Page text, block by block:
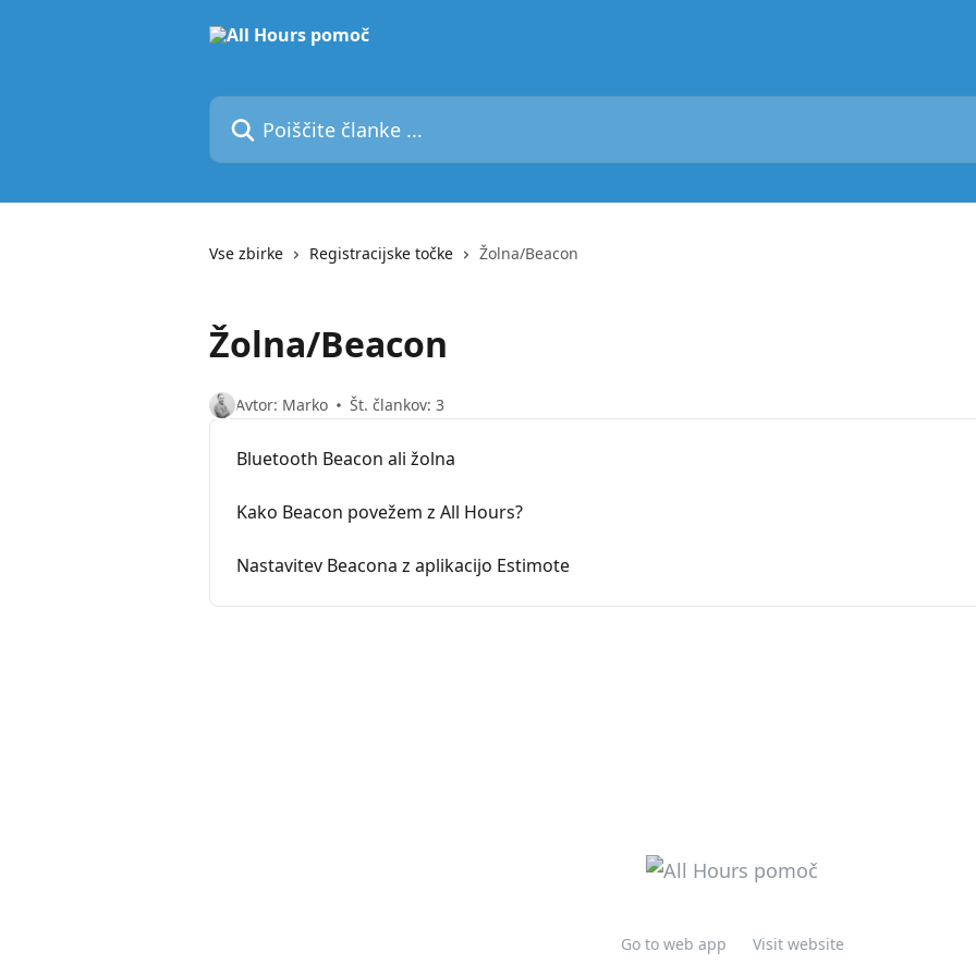
Poiščite članke ...
Vse zbirke Registracijske točke Žolna/Beacon
Žolna/Beacon
Avtor: Marko Št. člankov: 3
Bluetooth Beacon ali žolna
Kako Beacon povežem z All Hours?
Nastavitev Beacona z aplikacijo Estimote
Go to web app Visit website